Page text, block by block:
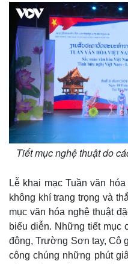
Tiết mục nghệ thuật do
Lễ khai mạc Tuần văn
không khí trang trọng và
mục văn hóa nghệ thuật
biểu diễn. Những tiết mục
đông, Trường Sơn tay, Cô
công chúng những phút